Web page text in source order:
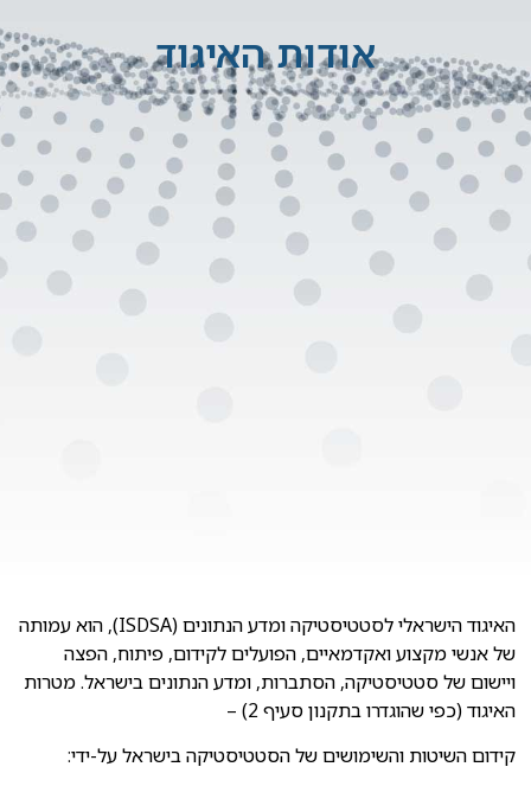
אודות האיגוד
האיגוד הישראלי לסטטיסטיקה ומדע הנתונים (ISDSA), הוא עמותה
של אנשי מקצוע ואקדמאיים, הפועלים לקידום, פיתוח, הפצה
ויישום של סטטיסטיקה, הסתברות, ומדע הנתונים בישראל. מטרות
האיגוד (כפי שהוגדרו בתקנון סעיף 2) –
קידום השיטות והשימושים של הסטטיסטיקה בישראל על-ידי: